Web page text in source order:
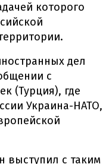
которого
дел
с
(Турция), где
Украина-НАТО,
выступил с таким